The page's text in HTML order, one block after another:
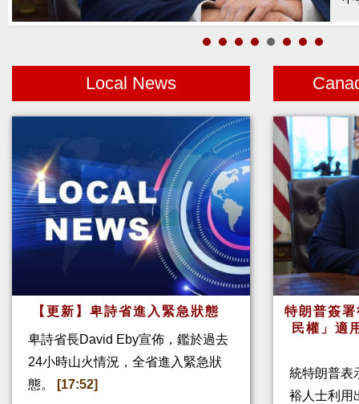
Local News
【更新】卑詩省進入緊急狀態
卑詩省長David Eby宣佈，鑑於過去
24小時山火情況，全省進入緊急狀
態。
[17:52]
特朗普簽
民權」適
統特朗普表
裕人士利用